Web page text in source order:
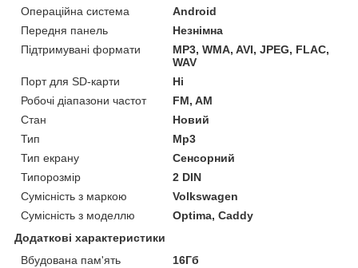
Операційна система
Android
Передня панель
Незнімна
Підтримувані формати
MP3, WMA, AVI, JPEG, FLAC,
WAV
Порт для SD-карти
Ні
Робочі діапазони частот
FM, AM
Стан
Новий
Тип
Mp3
Тип екрану
Сенсорний
Типорозмір
2 DIN
Сумісність з маркою
Volkswagen
Сумісність з моделлю
Optima, Caddy
Додаткові характеристики
Вбудована пам'ять
16Гб